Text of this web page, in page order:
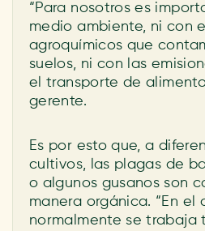
“Para nosotros es
medio ambiente, ni con
agroquímicos que
suelos, ni con las
el transporte de
gerente.
Es por esto que, a
cultivos, las plagas de
o algunos gusanos son
manera orgánica. “En el
normalmente se trabaja